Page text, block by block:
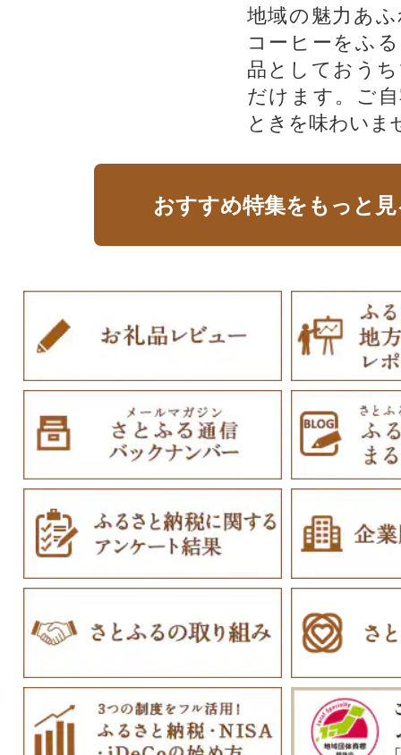
地域の魅力あ
コーヒーをふ
品としておう
だけます。ご
ときを味わいま
おすすめ特集をもっと